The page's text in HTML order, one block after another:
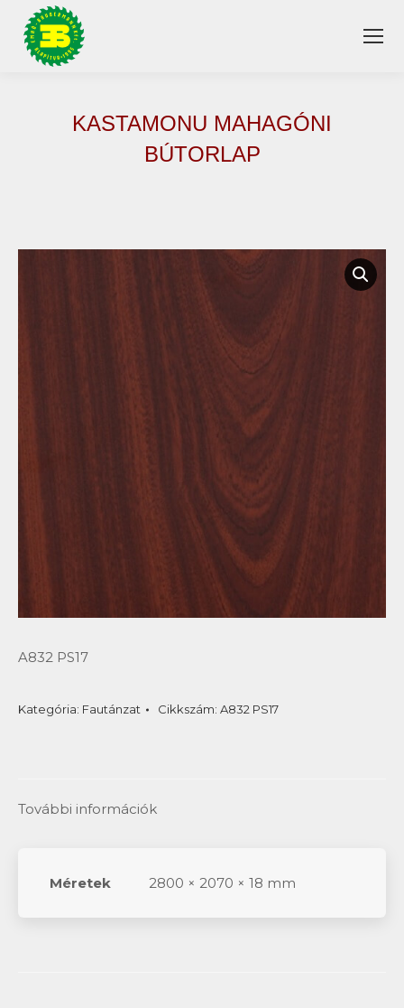
KASTAMONU MAHAGÓNI
BÚTORLAP
A832 PS17
Kategória: Fautánzat Cikkszám: A832 PS17
További információk
Méretek 2800 × 2070 × 18 mm